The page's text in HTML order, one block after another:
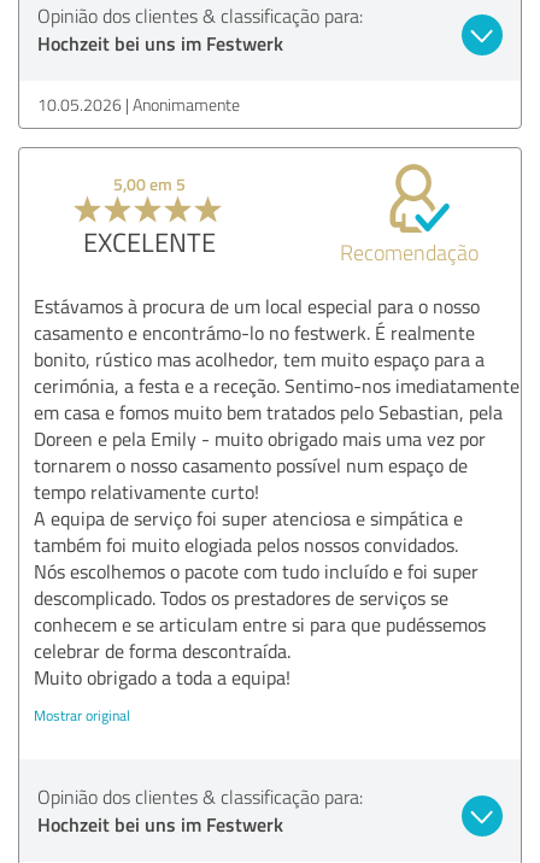
Opinião dos clientes & classificação para:
Hochzeit bei uns im Festwerk
10.05.2026 Anonimamente
5,00 em 5
EXCELENTE Recomendação
Estávamos à procura de um local especial para o nosso
casamento e encontrámo-lo no festwerk. É realmente
bonito, rústico mas acolhedor, tem muito espaço para a
cerimónia, a festa e a receção. Sentimo-nos imediatamente
em casa e fomos muito bem tratados pelo Sebastian, pela
Doreen e pela Emily - muito obrigado mais uma vez por
tornarem o nosso casamento possível num espaço de
tempo relativamente curto!
A equipa de serviço foi super atenciosa e simpática e
também foi muito elogiada pelos nossos convidados.
Nós escolhemos o pacote com tudo incluído e foi super
descomplicado. Todos os prestadores de serviços se
conhecem e se articulam entre si para que pudéssemos
celebrar de forma descontraída.
Muito obrigado a toda a equipa!
Mostrar original
Opinião dos clientes & classificação para:
Hochzeit bei uns im Festwerk